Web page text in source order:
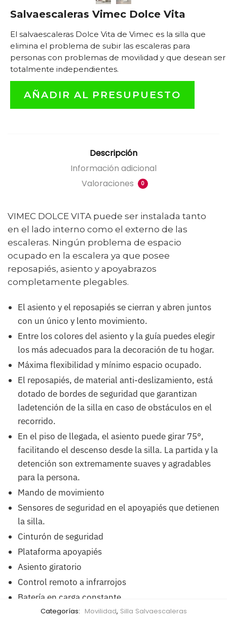
Salvaescaleras Vimec Dolce Vita
El salvaescaleras Dolce Vita de Vimec es la silla que
elimina el problema de subir las escaleras para
personas con problemas de movilidad y que desean ser
totalmente independientes.
AÑADIR AL PRESUPUESTO
Descripción
Información adicional
Valoraciones
0
VIMEC DOLCE VITA puede ser instalada tanto
en el lado interno como el externo de las
escaleras. Ningún problema de espacio
ocupado en la escalera ya que posee
reposapiés, asiento y apoyabrazos
completamente plegables.
El asiento y el reposapiés se cierran y abren juntos
con un único y lento movimiento.
Entre los colores del asiento y la guía puedes elegir
los más adecuados para la decoración de tu hogar.
Máxima flexibilidad y mínimo espacio ocupado.
El reposapiés, de material anti-deslizamiento, está
dotado de bordes de seguridad que garantizan
ladetención de la silla en caso de obstáculos en el
recorrido.
En el piso de llegada, el asiento puede girar 75°,
facilitando el descenso desde la silla. La partida y la
detención son extremamente suaves y agradables
para la persona.
Mando de movimiento
Sensores de seguridad en el apoyapiés que detienen
la silla.
Cinturón de seguridad
Plataforma apoyapiés
Asiento giratorio
Control remoto a infrarrojos
Batería en carga constante.
Categorías: Movilidad, Silla Salvaescaleras